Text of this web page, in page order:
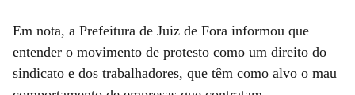
Em nota, a Prefeitura de Juiz de Fora informou que
entender o movimento de protesto como um direito do
sindicato e dos trabalhadores, que têm como alvo o mau